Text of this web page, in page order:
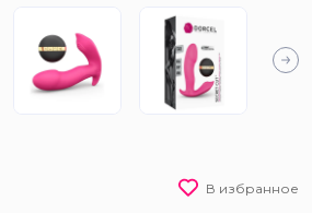
В избранное